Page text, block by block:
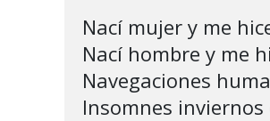
Nací mujer y me
Nací hombre y me
Navegaciones
Insomnes